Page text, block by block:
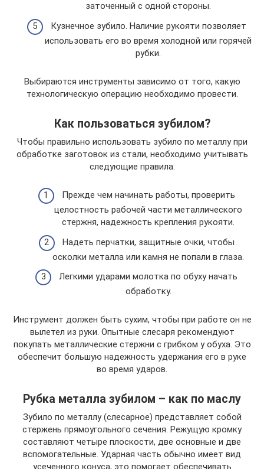
заточенный с одной стороны.
Кузнечное зубило. Наличие рукояти позволяет
использовать его во время холодной или горячей
рубки.
Выбираются инструменты зависимо от того, какую
технологическую операцию необходимо провести.
Как пользоваться зубилом?
Чтобы правильно использовать зубило по металлу при
обработке заготовок из стали, необходимо учитывать
следующие правила:
Прежде чем начинать работы, проверить
целостность рабочей части металлического
стержня, надежность крепления рукояти.
Надеть перчатки, защитные очки, чтобы
осколки металла или камня не попали в глаза.
Легкими ударами молотка по обуху начать
обработку.
Инструмент должен быть сухим, чтобы при работе он не
вылетел из руки. Опытные слесаря рекомендуют
покупать металлические стержни с грибком у обуха. Это
обеспечит большую надежность удержания его в руке
во время ударов.
Рубка металла зубилом – как по маслу
Зубило по металлу (слесарное) представляет собой
стержень прямоугольного сечения. Режущую кромку
составляют четыре плоскости, две основные и две
вспомогательные. Ударная часть обычно имеет вид
усеченного конуса, это помогает обеспечивать